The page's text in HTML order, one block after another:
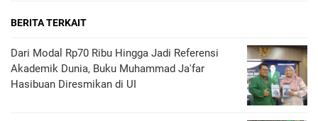
BERITA TERKAIT
Dari Modal Rp70 Ribu Hingga Jadi Referensi
Akademik Dunia, Buku Muhammad Ja'far
Hasibuan Diresmikan di UI